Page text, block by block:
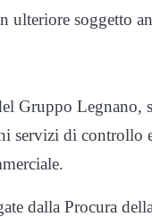
soggetto
Gruppo Legnano,
servizi di controllo
dalla Procura